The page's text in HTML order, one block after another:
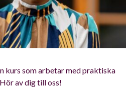
kurs som arbetar med praktiska
av dig till oss!